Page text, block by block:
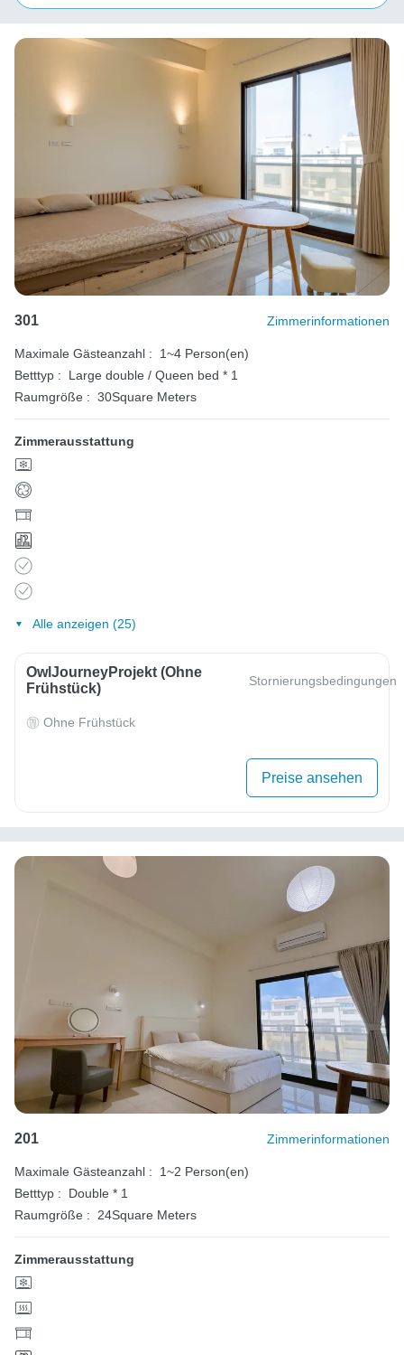
301 Zimmerinformationen
Maximale Gästeanzahl :
1~4 Person(en)
Betttyp :
Large double / Queen bed * 1
Raumgröße : 30Square Meters
Zimmerausstattung
Alle anzeigen (25)
OwlJourneyProjekt (ohne
Frühstück)
Stornierungsbedingungen
Ohne Frühstück
Preise ansehen
201 Zimmerinformationen
Maximale Gästeanzahl :
1~2 Person(en)
Betttyp :
Double * 1
Raumgröße : 24Square Meters
Zimmerausstattung